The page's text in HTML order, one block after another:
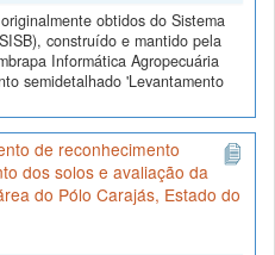
obtidos do Sistema
construído e mantido pela
Informática Agropecuária
semidetalhado 'Levantamento
de reconhecimento
dos solos e avaliação da
do Pólo Carajás, Estado do